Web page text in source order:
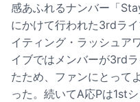
感あふれるナンバー「
にかけて行われた3rdラ
イティング・ラッシュア
イブではメンバーが3rd
たため、ファンにとって
った。続いてA応Pは1st